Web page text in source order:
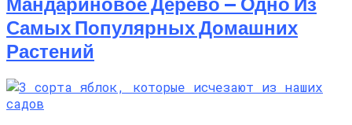
Самых Популярных Домашних
Растений